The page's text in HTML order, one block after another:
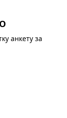
анкету за